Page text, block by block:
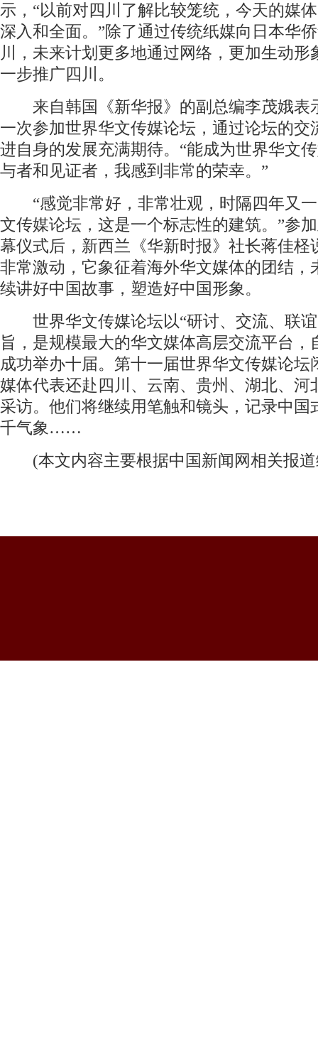
示，“以前对四川了解比较笼统，今天的媒
深入和全面。”除了通过传统纸媒向日本华
川，未来计划更多地通过网络，更加生动形
一步推广四川。
来自韩国《新华报》的副总编李茂娥表
一次参加世界华文传媒论坛，通过论坛的交
进自身的发展充满期待。“能成为世界华文
与者和见证者，我感到非常的荣幸。”
“感觉非常好，非常壮观，时隔四年又一
文传媒论坛，这是一个标志性的建筑。”参
幕仪式后，新西兰《华新时报》社长蒋佳柽
非常激动，它象征着海外华文媒体的团结，
续讲好中国故事，塑造好中国形象。
世界华文传媒论坛以“研讨、交流、联谊
旨，是规模最大的华文媒体高层交流平台，
成功举办十届。第十一届世界华文传媒论坛
媒体代表还赴四川、云南、贵州、湖北、河
采访。他们将继续用笔触和镜头，记录中国
千气象……
(本文内容主要根据中国新闻网相关报道